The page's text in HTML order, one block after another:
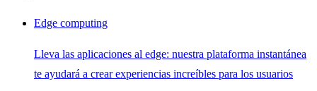
Edge computing
Lleva las aplicaciones al edge: nuestra plataforma instantánea
te ayudará a crear experiencias increíbles para los usuarios